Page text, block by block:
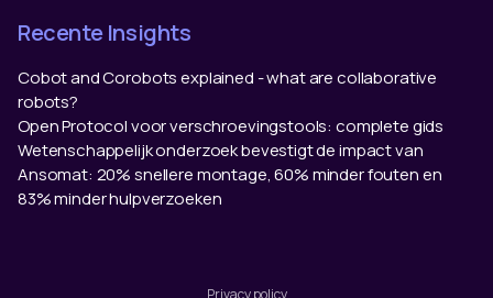
Recente Insights
Cobot and Corobots explained - what are collaborative
robots?
Open Protocol voor verschroevingstools: complete gids
Wetenschappelijk onderzoek bevestigt de impact van
Ansomat: 20% snellere montage, 60% minder fouten en
83% minder hulpverzoeken